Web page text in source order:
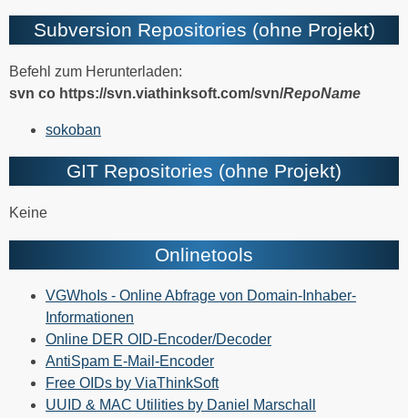
Subversion Repositories (ohne Projekt)
Befehl zum Herunterladen:
svn co https://svn.viathinksoft.com/svn/RepoName
sokoban
GIT Repositories (ohne Projekt)
Keine
Onlinetools
VGWhoIs - Online Abfrage von Domain-Inhaber-
Informationen
Online DER OID-Encoder/Decoder
AntiSpam E-Mail-Encoder
Free OIDs by ViaThinkSoft
UUID & MAC Utilities by Daniel Marschall